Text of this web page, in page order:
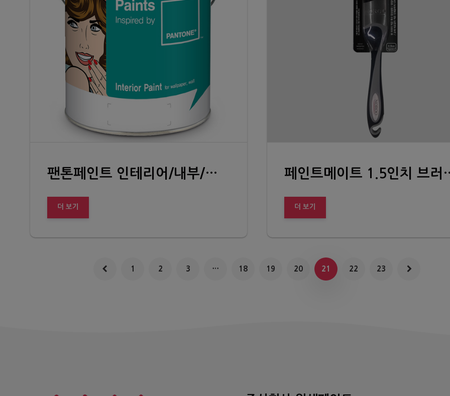
팬톤페인트 인테리어/내부/벽지벽면 (PREMIUM PAINT INSPIRED BY PANTONE INTERIOR)
더 보기
페인트메이
더 보기
1 2 3 … 18 19 20 21 22 23